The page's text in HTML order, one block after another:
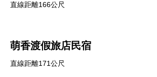
直線距離166公尺
萌香渡假旅店民宿
直線距離171公尺